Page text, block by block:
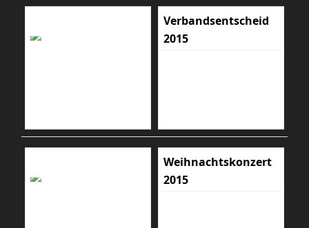
Verbandsentscheid
2015
Weihnachtskonzert
2015